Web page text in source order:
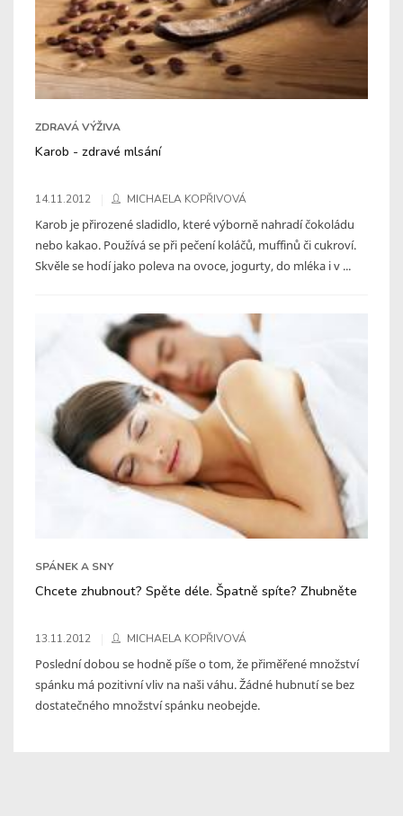
ZDRAVÁ VÝŽIVA
Karob - zdravé mlsání
14.11.2012 MICHAELA KOPŘIVOVÁ
Karob je přirozené sladidlo, které výborně nahradí čokoládu
nebo kakao. Používá se při pečení koláčů, muffinů či cukroví.
Skvěle se hodí jako poleva na ovoce, jogurty, do mléka i v ...
SPÁNEK A SNY
Chcete zhubnout? Spěte déle. Špatně spíte? Zhubněte
13.11.2012 MICHAELA KOPŘIVOVÁ
Poslední dobou se hodně píše o tom, že přiměřené množství
spánku má pozitivní vliv na naši váhu. Žádné hubnutí se bez
dostatečného množství spánku neobejde.